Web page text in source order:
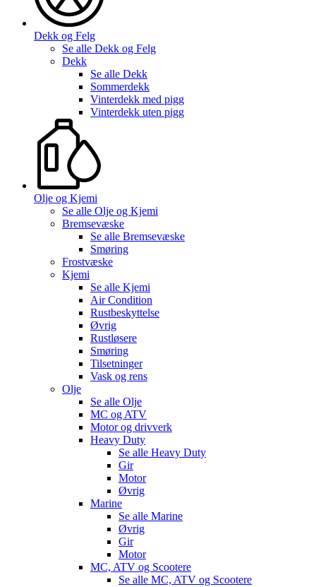
Dekk og Felg
Se alle Dekk og Felg
Dekk
Se alle Dekk
Sommerdekk
Vinterdekk med pigg
Vinterdekk uten pigg
Olje og Kjemi
Se alle Olje og Kjemi
Bremsevæske
Se alle Bremsevæske
Smøring
Frostvæske
Kjemi
Se alle Kjemi
Air Condition
Rustbeskyttelse
Øvrig
Rustløsere
Smøring
Tilsetninger
Vask og rens
Olje
Se alle Olje
MC og ATV
Motor og drivverk
Heavy Duty
Se alle Heavy Duty
Gir
Motor
Øvrig
Marine
Se alle Marine
Øvrig
Gir
Motor
MC, ATV og Scootere
Se alle MC, ATV og Scootere